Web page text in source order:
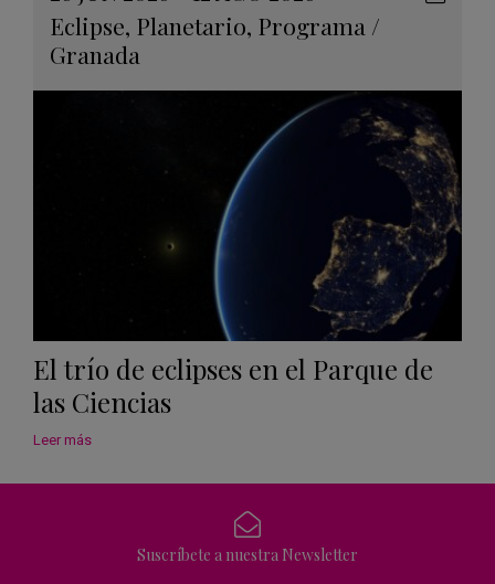
Eclipse, Planetario, Programa /
Granada
El trío de eclipses en el Parque de
las Ciencias
Leer más
Suscríbete a nuestra Newsletter